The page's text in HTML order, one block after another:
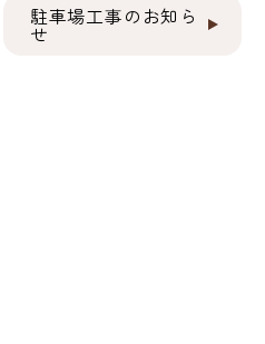
駐車場工事のお知ら
せ